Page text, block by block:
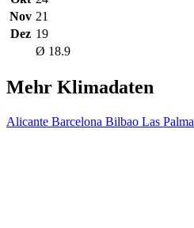
Nov 21
Dez 19
Ø 18.9
Mehr Klimadaten
Alicante Barcelona Bilbao Las